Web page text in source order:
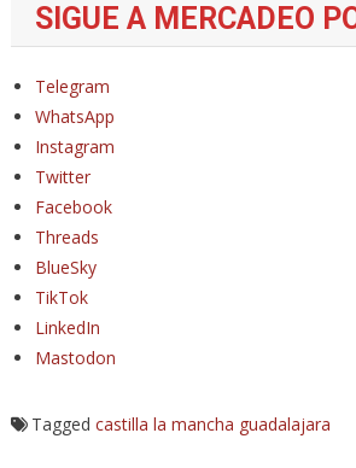
SIGUE A MERCADEO
Telegram
WhatsApp
Instagram
Twitter
Facebook
Threads
BlueSky
TikTok
LinkedIn
Mastodon
Tagged castilla la mancha guadalajara